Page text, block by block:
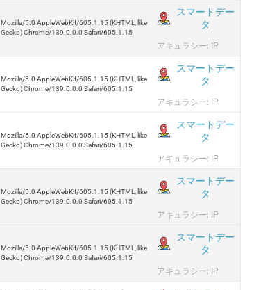
Mozilla/5.0 AppleWebKit/605.1.15 (KHTML, like
Gecko) Chrome/139.0.0.0 Safari/605.1.15
スマートデー
タ
アキュラシー: IP
Mozilla/5.0 AppleWebKit/605.1.15 (KHTML, like
Gecko) Chrome/139.0.0.0 Safari/605.1.15
スマートデー
タ
アキュラシー: IP
Mozilla/5.0 AppleWebKit/605.1.15 (KHTML, like
Gecko) Chrome/139.0.0.0 Safari/605.1.15
スマートデー
タ
アキュラシー: IP
Mozilla/5.0 AppleWebKit/605.1.15 (KHTML, like
Gecko) Chrome/139.0.0.0 Safari/605.1.15
スマートデー
タ
アキュラシー: IP
Mozilla/5.0 AppleWebKit/605.1.15 (KHTML, like
Gecko) Chrome/139.0.0.0 Safari/605.1.15
スマートデー
タ
アキュラシー: IP